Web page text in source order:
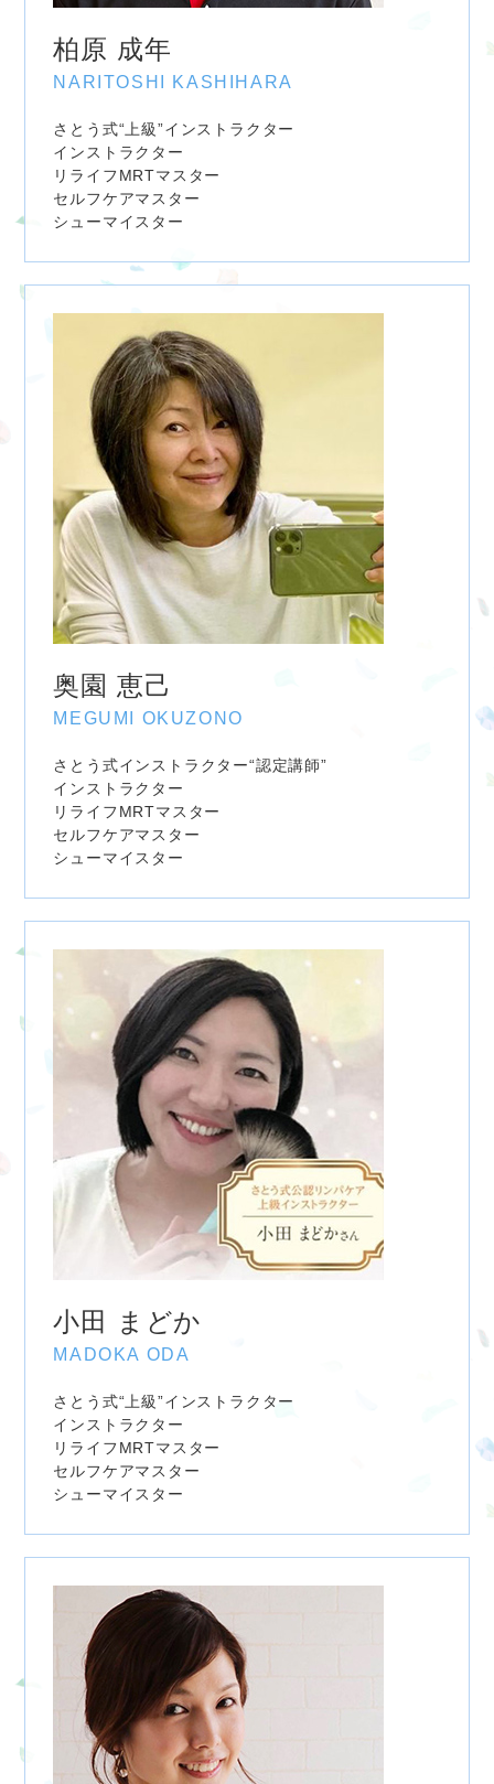
柏原 成年
NARITOSHI KASHIHARA
さとう式“上級”インストラクター
インストラクター
リライフMRTマスター
セルフケアマスター
シューマイスター
奥園 恵己
MEGUMI OKUZONO
さとう式インストラクター“認定講師”
インストラクター
リライフMRTマスター
セルフケアマスター
シューマイスター
小田 まどか
MADOKA ODA
さとう式“上級”インストラクター
インストラクター
リライフMRTマスター
セルフケアマスター
シューマイスター